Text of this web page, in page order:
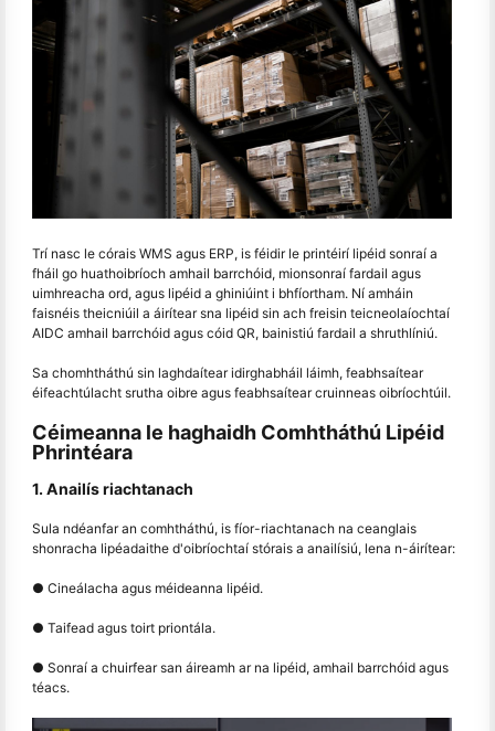
Trí nasc le córais WMS agus ERP, is féidir le printéirí lipéid sonraí a
fháil go huathoibríoch amhail barrchóid, mionsonraí fardail agus
uimhreacha ord, agus lipéid a ghiniúint i bhfíortham. Ní amháin
faisnéis theicniúil a áirítear sna lipéid sin ach freisin teicneolaíochtaí
AIDC amhail barrchóid agus cóid QR, bainistiú fardail a shruthlíniú.
Sa chomhtháthú sin laghdaítear idirghabháil láimh, feabhsaítear
éifeachtúlacht srutha oibre agus feabhsaítear cruinneas oibríochtúil.
Céimeanna le haghaidh Comhtháthú Lipéid
Phrintéara
1. Anailís riachtanach
Sula ndéanfar an comhtháthú, is fíor-riachtanach na ceanglais
shonracha lipéadaithe d'oibríochtaí stórais a anailísiú, lena n-áirítear:
● Cineálacha agus méideanna lipéid.
● Taifead agus toirt priontála.
● Sonraí a chuirfear san áireamh ar na lipéid, amhail barrchóid agus
téacs.